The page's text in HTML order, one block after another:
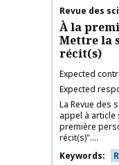
Publication
Revue des
À la
Mettre la
récit(s)
Expected
Expected
La Revue des
appel à article
première
récit(s)"....
Keywords